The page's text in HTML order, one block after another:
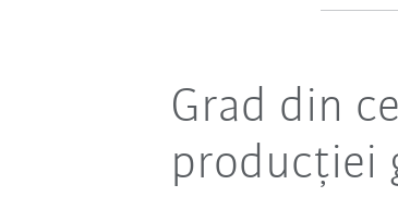
Grad din
producției